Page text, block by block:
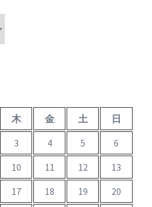
木 金 土
日
3 4 5
6
10 11 12
13
17 18 19
20